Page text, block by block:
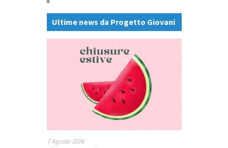
Ultime news da Progetto Giovani
7 Agosto 2026